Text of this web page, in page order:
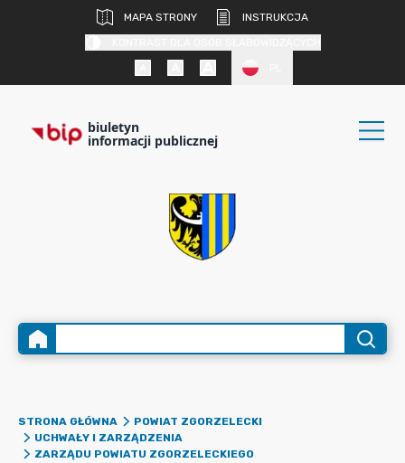
MAPA STRONY
INSTRUKCJA
biuletyn
informacji publicznej
STRONA GŁÓWNA
POWIAT ZGORZELECKI
UCHWAŁY I ZARZĄDZENIA
ZARZĄDU POWIATU ZGORZELECKIEGO